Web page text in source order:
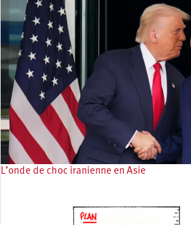
L’onde de choc iranienne en Asie